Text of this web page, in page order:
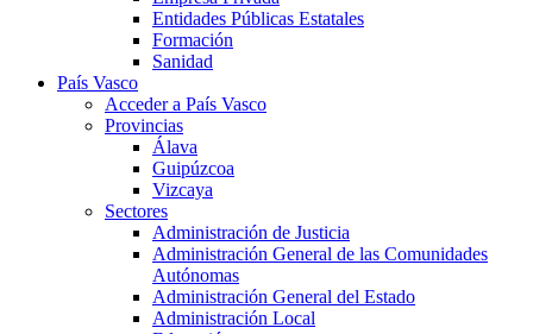
Entidades Públicas Estatales
Formación
Sanidad
País Vasco
Acceder a País Vasco
Provincias
Álava
Guipúzcoa
Vizcaya
Sectores
Administración de Justicia
Administración General de las Comunidades
Autónomas
Administración General del Estado
Administración Local